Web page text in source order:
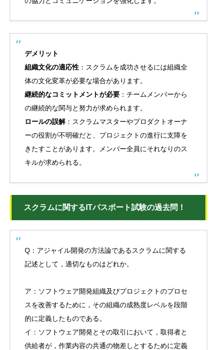
デメリット
組織文化の適応性 ：スクラムを成功させるには組織全
体の文化変革が必要な場合があります。
継続的なコミットメントが必要 ：チームメンバーから
の継続的な関与と努力が求められます。
ロールの誤解：スクラムマスターやプロダクトオーナ
ーの役割が不明確だと、プロジェクトの進行に支障を
きたすことがあります。メンバー全員にそれなりのス
キルが求められる。
スクラムに関するITパスポート試験の過去問！
Q：アジャイル開発の方法論であるスクラムに関する
記述として，適切なものはどれか。
ア：ソフトウェア開発組織及びプロジェクトのプロセ
スを改善するために，その組織の成熟度レベルを段階
的に定義したものである。
イ：ソフトウェア開発とその取引において，取得者と
供給者が，作業内容の共通の物差しとするために定義